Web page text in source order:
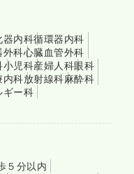
器内科循環器内科
外科心臓血管外科
小児科産婦人科眼科
内科放射線科麻酔科
ギー科
５分以内